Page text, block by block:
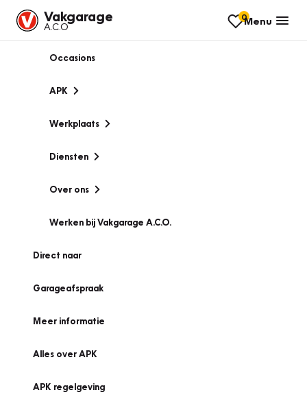
Vakgarage
A.C.O
0Menu
Occasions
APK
Werkplaats
Diensten
Over ons
Werken bij Vakgarage A.C.O.
Direct naar
Garageafspraak
Meer informatie
Alles over APK
APK regelgeving